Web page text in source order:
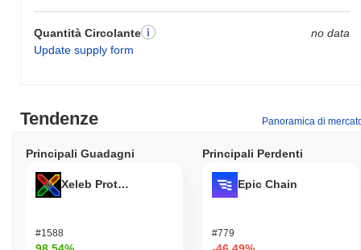
Quantità Circolante
Update supply form
no data
Tendenze Panoramica di
Principali Guadagni
Xeleb Protocol
#1588
Principali Perdenti
Epic Chain
#779